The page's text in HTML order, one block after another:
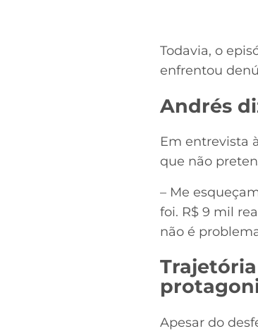
Todavia, o
enfrentou
Andrés
Em entrevista à
que não
– Me
foi. R$ 9 mil
não é
Apesar do